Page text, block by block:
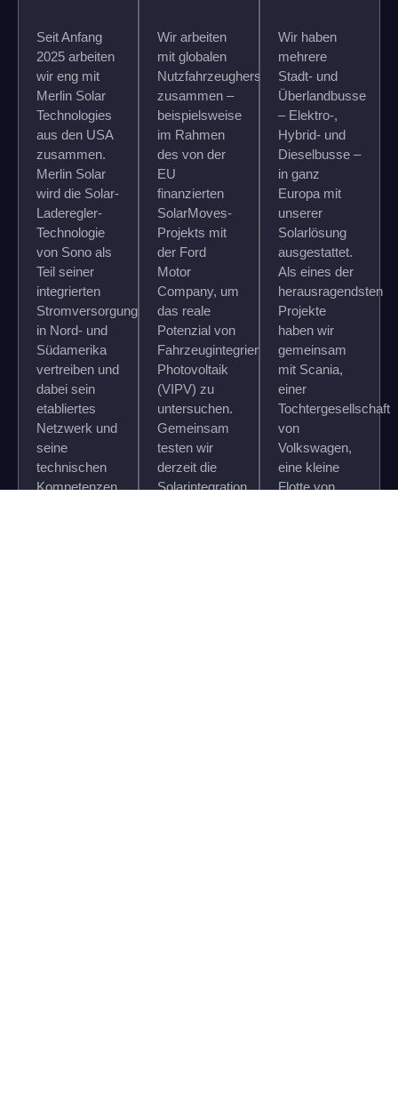
Seit Anfang
2025 arbeiten
wir eng mit
Merlin Solar
Technologies
aus den USA
zusammen.
Merlin Solar
wird die Solar-
Laderegler-
Technologie
von Sono als
Teil seiner
integrierten
Stromversorgungssysteme
in Nord- und
Südamerika
vertreiben und
dabei sein
etabliertes
Netzwerk und
seine
technischen
Kompetenzen
Wir arbeiten
mit globalen
Nutzfahrzeugherstellern
zusammen –
beispielsweise
im Rahmen
des von der
EU
finanzierten
SolarMoves-
Projekts mit
der Ford
Motor
Company, um
das reale
Potenzial von
Fahrzeugintegrierter
Photovoltaik
(VIPV) zu
untersuchen.
Gemeinsam
testen wir
derzeit die
Solarintegration
Wir haben
mehrere
Stadt- und
Überlandbusse
– Elektro-,
Hybrid- und
Dieselbusse –
in ganz
Europa mit
unserer
Solarlösung
ausgestattet.
Als eines der
herausragendsten
Projekte
haben wir
gemeinsam
mit Scania,
einer
Tochtergesellschaft
von
Volkswagen,
eine kleine
Flotte von